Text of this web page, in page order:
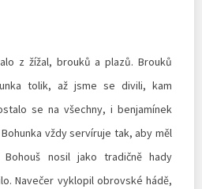
z žížal, brouků a plazů. Brouků
tolik, až jsme se divili, kam
se na všechny, i benjamínek
vždy servíruje tak, aby měl
nosil jako tradičně hady
Navečer vyklopil obrovské hádě,